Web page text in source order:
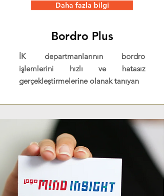
Daha fazla bilgi
Bordro Plus
İK departmanlarının bordro
işlemlerini hızlı ve hatasız
gerçekleştirmelerine olanak tanıyan